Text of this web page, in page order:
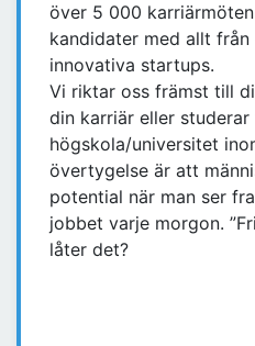
över 5 000
kandidater med allt
innovativa startups.
Vi riktar oss främst till
din karriär eller studerar
högskola/universitet
övertygelse är att
potential när man ser
jobbet varje morgon.
låter det?